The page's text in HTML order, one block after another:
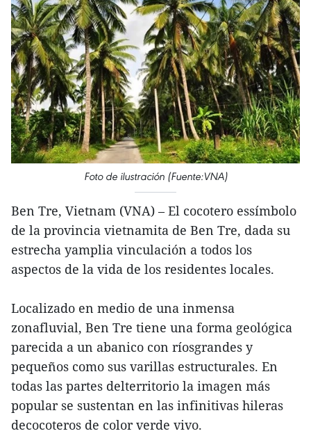
Foto de ilustración (Fuente:VNA)
Ben Tre, Vietnam (VNA) – El cocotero essímbolo
de la provincia vietnamita de Ben Tre, dada su
estrecha yamplia vinculación a todos los
aspectos de la vida de los residentes locales.
Localizado en medio de una inmensa
zonafluvial, Ben Tre tiene una forma geológica
parecida a un abanico con ríosgrandes y
pequeños como sus varillas estructurales. En
todas las partes delterritorio la imagen más
popular se sustentan en las infinitivas hileras
decocoteros de color verde vivo.